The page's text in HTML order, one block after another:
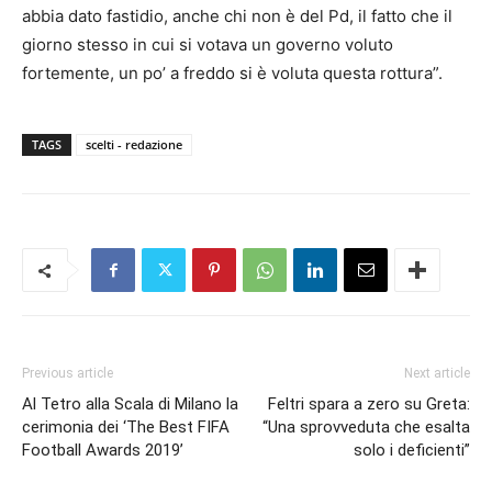
abbia dato fastidio, anche chi non è del Pd, il fatto che il
giorno stesso in cui si votava un governo voluto
fortemente, un po’ a freddo si è voluta questa rottura”.
TAGS scelti - redazione
Previous article
Al Tetro alla Scala di Milano la
cerimonia dei ‘The Best FIFA
Football Awards 2019’
Next article
Feltri spara a zero su Greta:
“Una sprovveduta che esalta
solo i deficienti”